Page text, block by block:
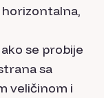
se probije
sa
veličinom i